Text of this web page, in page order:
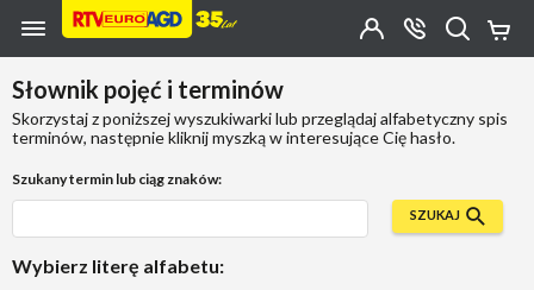
Przejdź do zawartości strony
Przejdź do wyszukiwarki
Przejdź do kategorii
Przejdź do stopki
OTWÓRZ
MENU
Moje
Konto
szukasz?
Słownik pojęć i terminów
Skorzystaj z poniższej wyszukiwarki lub przeglądaj alfabetyczny spis
terminów, następnie kliknij myszką w interesujące Cię hasło.
Szukany termin lub ciąg znaków:
SZUKAJ
Wybierz literę alfabetu: